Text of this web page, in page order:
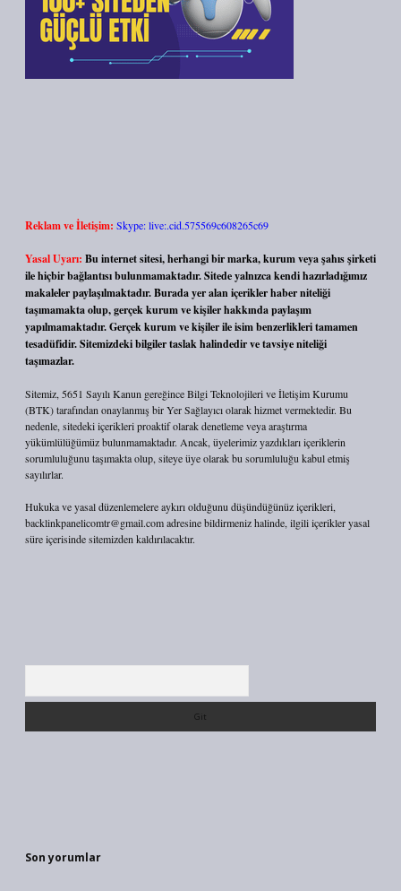
Reklam ve İletişim: Skype: live:.cid.575569c608265c69
Yasal Uyarı: Bu internet sitesi, herhangi bir marka, kurum veya şahıs şirketi
ile hiçbir bağlantısı bulunmamaktadır. Sitede yalnızca kendi hazırladığımız
makaleler paylaşılmaktadır. Burada yer alan içerikler haber niteliği
taşımamakta olup, gerçek kurum ve kişiler hakkında paylaşım
yapılmamaktadır. Gerçek kurum ve kişiler ile isim benzerlikleri tamamen
tesadüfidir. Sitemizdeki bilgiler taslak halindedir ve tavsiye niteliği
taşımazlar.
Sitemiz, 5651 Sayılı Kanun gereğince Bilgi Teknolojileri ve İletişim Kurumu
(BTK) tarafından onaylanmış bir Yer Sağlayıcı olarak hizmet vermektedir. Bu
nedenle, sitedeki içerikleri proaktif olarak denetleme veya araştırma
yükümlülüğümüz bulunmamaktadır. Ancak, üyelerimiz yazdıkları içeriklerin
sorumluluğunu taşımakta olup, siteye üye olarak bu sorumluluğu kabul etmiş
sayılırlar.
Hukuka ve yasal düzenlemelere aykırı olduğunu düşündüğünüz içerikleri,
backlinkpanelicomtr@gmail.comadresine bildirmeniz halinde, ilgili içerikler yasal
süre içerisinde sitemizden kaldırılacaktır.
Son yorumlar